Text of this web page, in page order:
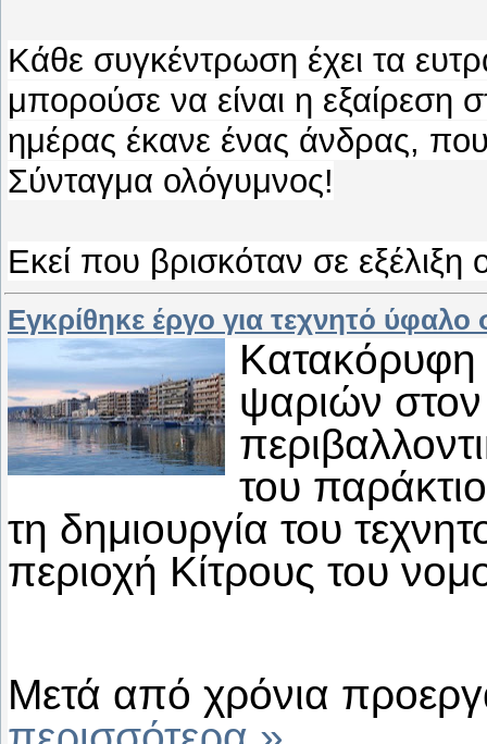
Κάθε συγκέντρωση έχει τα
μπορούσε να είναι η
ημέρας έκανε ένας άνδρας,
Σύνταγμα ολόγυμνος!
Εκεί που βρισκόταν σε
Εγκρίθηκε έργο για τεχνητό ύφαλο
ψαριών
του
τη δημιουργία του
περιοχή Κίτρους του
Μετά από χρόνια